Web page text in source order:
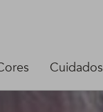
Cuidados